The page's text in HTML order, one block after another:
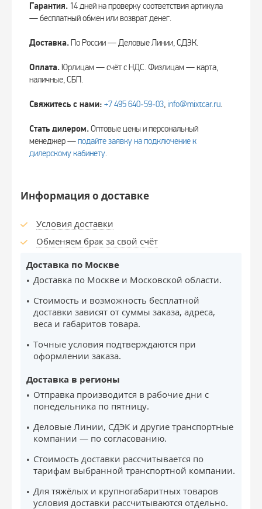
Гарантия. 14 дней на проверку соответствия артикула
— бесплатный обмен или возврат денег.
Доставка.По России — Деловые Линии, СДЭК.
Оплата. Юрлицам — счёт с НДС. Физлицам — карта,
наличные, СБП.
Свяжитесь с нами: +7 495 640‑59‑03, info@mixtcar.ru.
Стать дилером.Оптовые цены и персональный
менеджер —подайте заявку на подключение к
дилерскому кабинету.
Информация о доставке
Условия доставки
Обменяем брак за свой счёт
Доставка по Москве
Доставка по Москве и Московской области.
Стоимость и возможность бесплатной
доставки зависят от суммы заказа, адреса,
веса и габаритов товара.
Точные условия подтверждаются при
оформлении заказа.
Доставка в регионы
Отправка производится в рабочие дни с
понедельника по пятницу.
Деловые Линии, СДЭК и другие транспортные
компании — по согласованию.
Стоимость доставки рассчитывается по
тарифам выбранной транспортной компании.
Для тяжёлых и крупногабаритных товаров
условия доставки рассчитываются отдельно.